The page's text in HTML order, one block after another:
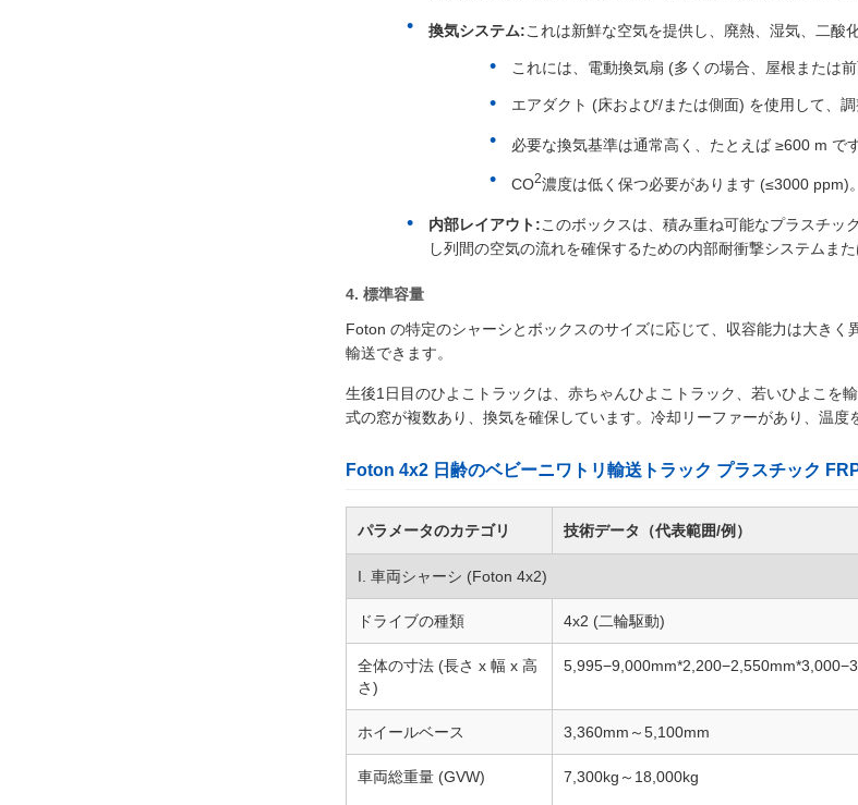
換気システム:これは新鮮な空気を提供し、廃熱、湿気、二酸
これには、電動換気扇 (多くの場合、屋根または
エアダクト (床および/または側面) を使用して、
必要な換気基準は通常高く、たとえば ≥600 m です
CO2濃度は低く保つ必要があります (≤3000 ppm)。
内部レイアウト:このボックスは、積み重ね可能なプラスチッ
し列間の空気の流れを確保するための内部耐衝撃システムま
4. 標準容量
Foton の特定のシャーシとボックスのサイズに応じて、収容能力は大き
輸送できます。
生後1日目のひよこトラックは、赤ちゃんひよこトラック、若いひよこを
式の窓が複数あり、換気を確保しています。冷却リーファーがあり、温度
Foton 4x2 日齢のベビーニワトリ輸送トラック プラスチック
パラメータのカテゴリ 技術データ（代表範囲/例）
I. 車両シャーシ (Foton 4x2)
ドライブの種類 4x2 (二輪駆動)
全体の寸法 (長さ x 幅 x 高
さ)
ホイールベース 3,360mm～5,100mm
車両総重量 (GVW) 7,300kg～18,000kg